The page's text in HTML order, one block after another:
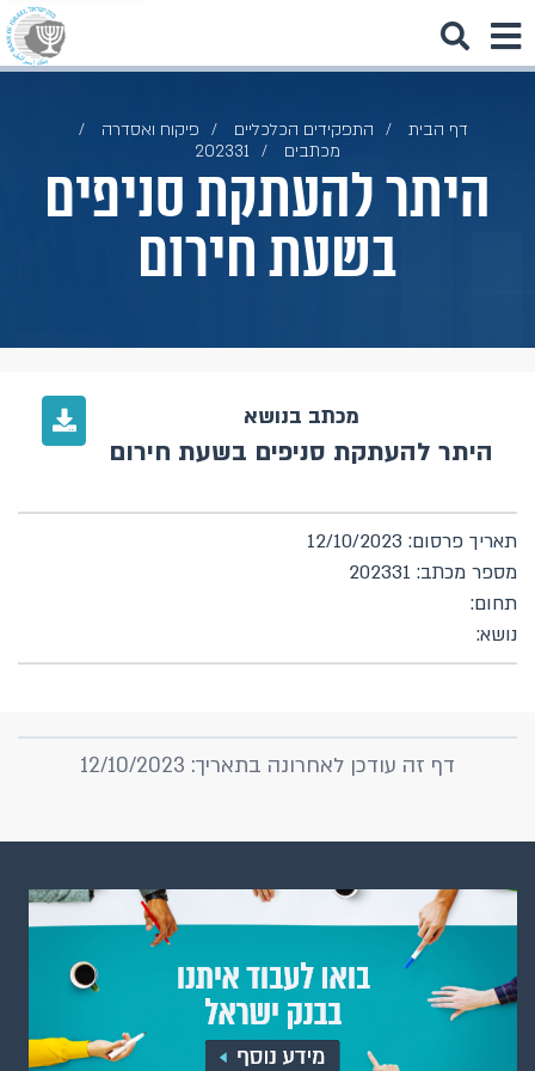
דף הבית התפקידים הכלכליים
פיקוח ואסדרה
מכתבים
202331
היתר להעתקת סניפים
בשעת חירום
מכתב בנושא
היתר להעתקת סניפים בשעת חירום
תאריך פרסום: 12/10/2023
מספר מכתב: 202331
תחום:
נושא:
דף זה עודכן לאחרונה בתאריך: 12/10/2023